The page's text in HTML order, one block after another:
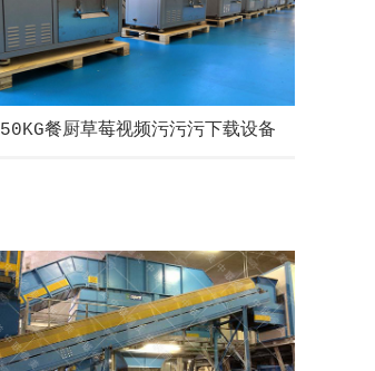
50KG餐厨草莓视频污污污下载设备